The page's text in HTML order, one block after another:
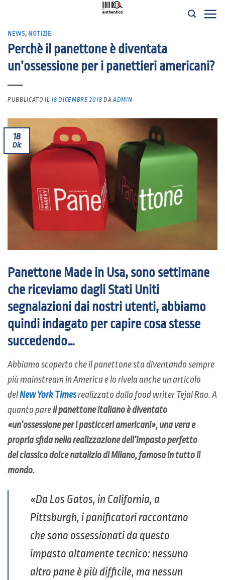
contenuti
NEWS, NOTIZIE
Perchè il panettone è diventata
un’ossessione per i panettieri americani?
PUBBLICATO IL18 DICEMBRE 2018 DAADMIN
18
Dic
Panettone Made in Usa, sono settimane
che riceviamo dagli Stati Uniti
segnalazioni dai nostri utenti, abbiamo
quindi indagato per capire cosa stesse
succedendo…
Abbiamo scoperto che il panettone sta diventando sempre
più mainstream in America e lo rivela anche un articolo
delNew York Timesrealizzato dalla food writer Tejal Rao. A
quanto pareil panettone italiano è diventato
«un’ossessione per i pasticceri americani», una vera e
propria sfida nella realizzazione dell’impasto perfetto
del classico dolce natalizio di Milano, famoso in tutto il
mondo.
«Da Los Gatos, in California, a
Pittsburgh, i panificatori raccontano
che sono ossessionati da questo
impasto altamente tecnico: nessuno
altro pane è più difficile, ma nessun